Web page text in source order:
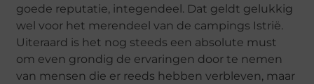
goede reputatie, integendeel. Dat geldt gelukkig
wel voor het merendeel van de campings Istrië.
Uiteraard is het nog steeds een absolute must
om even grondig de ervaringen door te nemen
van mensen die er reeds hebben verbleven, maar